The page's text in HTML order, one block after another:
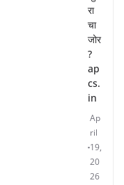
रा
चा
जोर
?
ap
cs.
in
Ap
ril
19,
20
26